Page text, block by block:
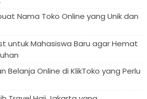
Nama Toko Online yang Unik dan
untuk Mahasiswa Baru agar Hemat
Belanja Online di KlikToko yang Perlu